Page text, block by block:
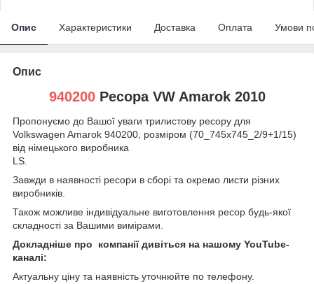
Опис Характеристики Доставка Оплата Умови
Опис
940200Ресора VW Amarok 2010
Пропонуємо до Вашої уваги трилистову ресору для
Volkswagen Amarok 940200, розміром (70_745х745_2/9+1/15)
від німецького виробника
LS.
Завжди в наявності ресори в сборі та окремо листи різних
виробників.
Також можливе індивідуальне виготовлення ресор будь-якої
складності за Вашими вимірами.
Докладніше про компанії дивіться на нашому YouTube-
каналі:
Актуальну ціну та наявність уточнюйте по телефону.